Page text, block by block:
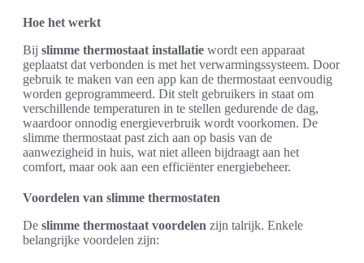
Hoe het werkt
Bij slimme thermostaat installatie wordt een apparaat
geplaatst dat verbonden is met het verwarmingssysteem. Door
gebruik te maken van een app kan de thermostaat eenvoudig
worden geprogrammeerd. Dit stelt gebruikers in staat om
verschillende temperaturen in te stellen gedurende de dag,
waardoor onnodig energieverbruik wordt voorkomen. De
slimme thermostaat past zich aan op basis van de
aanwezigheid in huis, wat niet alleen bijdraagt aan het
comfort, maar ook aan een efficiënter energiebeheer.
Voordelen van slimme thermostaten
De slimme thermostaat voordelen zijn talrijk. Enkele
belangrijke voordelen zijn: